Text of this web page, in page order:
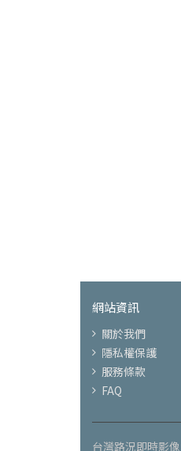
網站資訊
關於我們
隱私權保護
服務條款
FAQ
台灣路況即時影